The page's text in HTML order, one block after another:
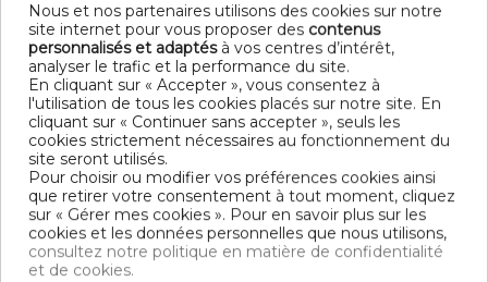
DÉTAIL
Matière : 20% Polyester - 80% Coton
Couleur : Motifs
Entretien : Lavable en machine à 40°C
Bonnet : 40
Modèle : Absorbant
DIMENSIONS & GUIDE
Protège matelas
90 x 190-200 cm : 1 personne
140 x 190-200 cm : 1-2 personnes
Nous et nos partenaires utilisons des cookies sur notre
site internet pour vous proposer des contenus
personnalisés et adaptésà vos centres d’intérêt,
analyser le trafic et la performance du site.
En cliquant sur « Accepter », vous consentez à
l'utilisation de tous les cookies placés sur notre site. En
cliquant sur « Continuer sans accepter », seuls les
cookies strictement nécessaires au fonctionnement du
site seront utilisés.
Pour choisir ou modifier vos préférences cookies ainsi
que retirer votre consentement à tout moment, cliquez
sur « Gérer mes cookies ». Pour en savoir plus sur les
cookies et les données personnelles que nous utilisons,
consultez notre politique en matière de confidentialité
et de cookies.